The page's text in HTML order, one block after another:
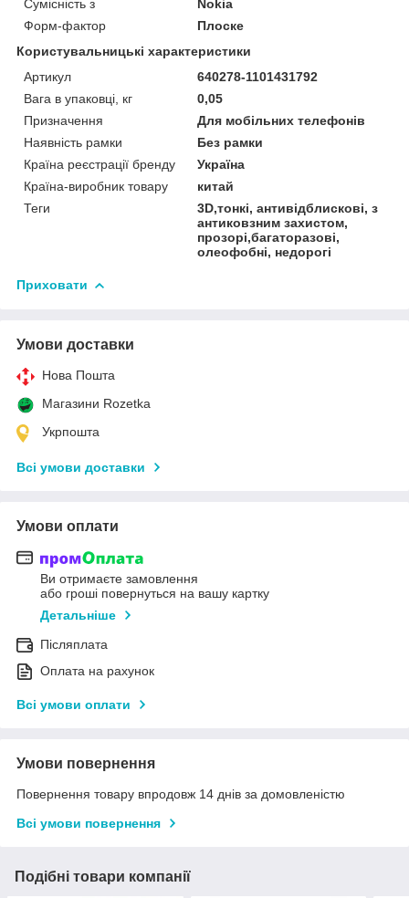
Сумісність з
Nokia
Форм-фактор
Плоске
Користувальницькі характеристики
Артикул
640278-1101431792
Вага в упаковці, кг
0,05
Призначення
Для мобільних телефонів
Наявність рамки
Без рамки
Країна реєстрації бренду
Україна
Країна-виробник товару
китай
Теги
3D,тонкі, антивідблискові, з
антиковзним захистом,
прозорі,багаторазові,
олеофобні, недорогі
Приховати
Умови доставки
Нова Пошта
Магазини Rozetka
Укрпошта
Всі умови доставки
Умови оплати
Ви отримаєте замовлення
або гроші повернуться на вашу картку
Детальніше
Післяплата
Оплата на рахунок
Всі умови оплати
Умови повернення
Повернення товару впродовж 14 днів за домовленістю
Всі умови повернення
Подібні товари компанії